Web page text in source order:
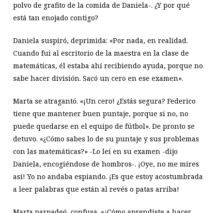
polvo de grafito de la comida de Daniela-. ¿Y por qué
está tan enojado contigo?
Daniela suspiró, deprimida: «Por nada, en realidad.
Cuando fui al escritorio de la maestra en la clase de
matemáticas, él estaba ahí recibiendo ayuda, porque no
sabe hacer división. Sacó un cero en ese examen».
Marta se atragantó. «¡Un cero! ¿Estás segura? Federico
tiene que mantener buen puntaje, porque si no, no
puede quedarse en el equipo de fútbol». De pronto se
detuvo. «¿Cómo sabes lo de su puntaje y sus problemas
con las matemáticas?» -Lo leí en su examen -dijo
Daniela, encogiéndose de hombros-. ¡Oye, no me mires
así! Yo no andaba espiando. ¡Es que estoy acostumbrada
a leer palabras que están al revés o patas arriba!